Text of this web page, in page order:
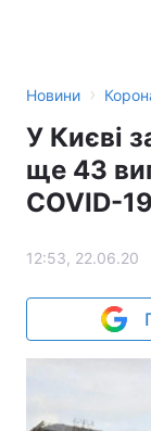
Новини ›
У Києві
ще 43
COVID-19
12:53, 22.06.20